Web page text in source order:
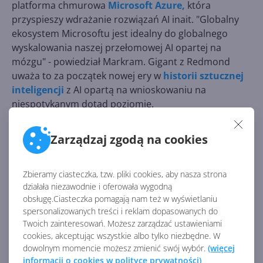
Zarządzaj zgodą na cookies
Zbieramy ciasteczka, tzw. pliki cookies, aby nasza strona
działała niezawodnie i oferowała wygodną
obsługę.Ciasteczka pomagają nam też w wyświetlaniu
spersonalizowanych treści i reklam dopasowanych do
Twoich zainteresowań. Możesz zarządzać ustawieniami
cookies, akceptując wszystkie albo tylko niezbędne. W
dowolnym momencie możesz zmienić swój wybór. (więcej
informacji o cookies w polityce prywatności)
platforma chmurowa Microsoft Azure, która
przyspieszy wdrażanie rozwiązań AI inait. "Globalny
ekosystem Microsoftu jest idealny do globalnego
wyskalowania naszej przełomowej AI opartej na
mózgu" - powiedział Markram. Gigant z Redmond
uważa to za początek nowej ery w historii sztucznej
inteligencji z AI opartą na wnioskowaniu na
niespotykanym dotąd poziomie.
Projekt będzie rozwijał
praktyczne implementacje
AI.W przypadku sektora finansowego skupi się na
dostarczeniu zaawansowanych algorytmów
giełdowych, narzędzi do zarządzania ryzykiem i
spersonalizowanych porad finansowych. W obszarze
robotyki skoncentruje się natomiast na stworzeniu
inteligentniejszych i bardziej adaptowalnych robotów
dla przemysłu, zdolnych do działania w złożonych i
dynamicznych środowiskach.